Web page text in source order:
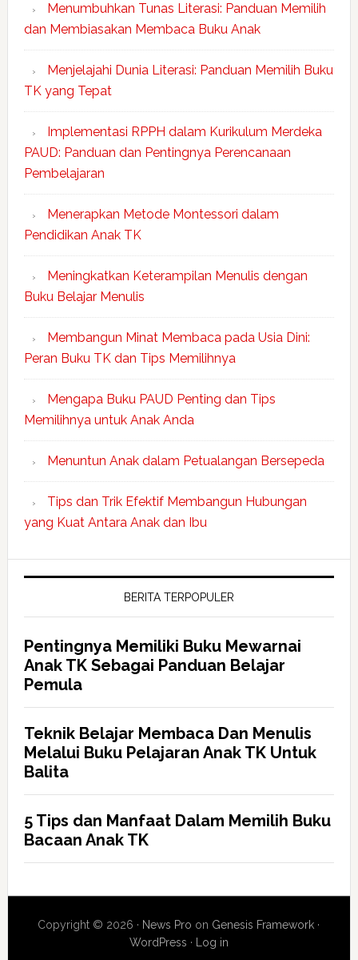
Menumbuhkan Tunas Literasi: Panduan Memilih
dan Membiasakan Membaca Buku Anak
Menjelajahi Dunia Literasi: Panduan Memilih Buku
TK yang Tepat
Implementasi RPPH dalam Kurikulum Merdeka
PAUD: Panduan dan Pentingnya Perencanaan
Pembelajaran
Menerapkan Metode Montessori dalam
Pendidikan Anak TK
Meningkatkan Keterampilan Menulis dengan
Buku Belajar Menulis
Membangun Minat Membaca pada Usia Dini:
Peran Buku TK dan Tips Memilihnya
Mengapa Buku PAUD Penting dan Tips
Memilihnya untuk Anak Anda
Menuntun Anak dalam Petualangan Bersepeda
Tips dan Trik Efektif Membangun Hubungan
yang Kuat Antara Anak dan Ibu
BERITA TERPOPULER
Pentingnya Memiliki Buku Mewarnai
Anak TK Sebagai Panduan Belajar
Pemula
Teknik Belajar Membaca Dan Menulis
Melalui Buku Pelajaran Anak TK Untuk
Balita
5 Tips dan Manfaat Dalam Memilih Buku
Bacaan Anak TK
Copyright © 2026 · News Pro on Genesis Framework ·
WordPress · Log in